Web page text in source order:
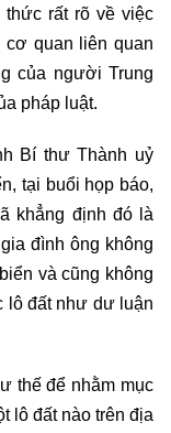
thức rất rõ về việc
quan liên quan
của người Trung
pháp luật.
Bí thư Thành uỷ
tại buổi họp báo,
khẳng định đó là
đình ông không
và cũng không
lô đất như dư luận
thế để nhằm mục
lô đất nào trên địa